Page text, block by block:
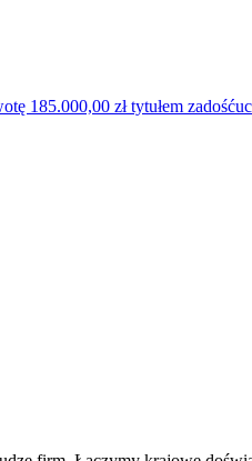
185.000,00 zł tytułem